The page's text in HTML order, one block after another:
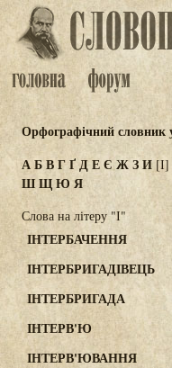
Орфографічний словник
АБВГҐДЕЄ ЖЗИ [І]
ШЩЮЯ
Слова на літеру "І"
ІНТЕРБАЧЕННЯ
ІНТЕРБРИГАДІВЕЦЬ
ІНТЕРБРИГАДА
ІНТЕРВ'Ю
ІНТЕРВ'ЮВАННЯ